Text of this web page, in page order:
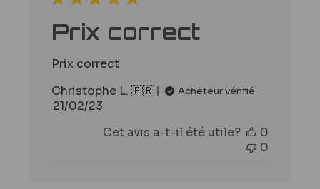
Prix correct
Prix correct
Christophe L. 🇫🇷
Acheteur vérifié
Date
publication
21/02/23
Cet avis a-t-il été utile?
0
0